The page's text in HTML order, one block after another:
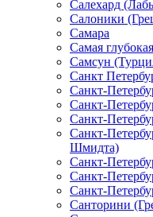
Салехард
Салоники
Самара
Самая
Самсун
Санкт
Санкт-
Санкт-
Санкт-
Санкт-
Шмидта)
Санкт-
Санкт-
Санкт-
Санторини